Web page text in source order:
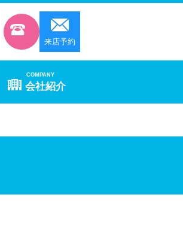
来店予約
COMPANY
会社紹介